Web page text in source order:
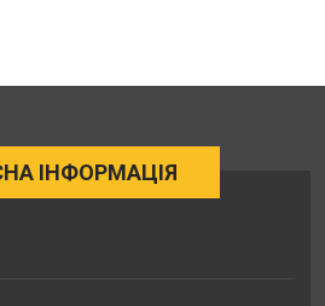
ІНФОРМАЦІЯ